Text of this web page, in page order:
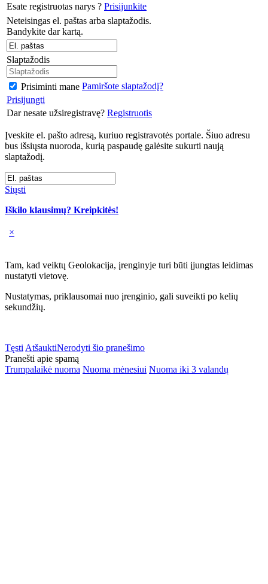
Esate registruotas narys ? Prisijunkite
Neteisingas el. paštas arba slaptažodis.
Bandykite dar kartą.
Slaptažodis
Prisiminti mane Pamiršote slaptažodį?
Prisijungti
Dar nesate užsiregistravę? Registruotis
Įveskite el. pašto adresą, kuriuo registravotės portale. Šiuo adresu
bus išsiųsta nuoroda, kurią paspaudę galėsite sukurti naują
slaptažodį.
Siųsti
Iškilo klausimų? Kreipkitės!
×
Tam, kad veiktų Geolokacija, įrenginyje turi būti įjungtas leidimas
nustatyti vietovę.
Nustatymas, priklausomai nuo įrenginio, gali suveikti po kelių
sekundžių.
Tęsti AtšauktiNerodyti šio pranešimo
Pranešti apie spamą
Trumpalaikė nuoma Nuoma mėnesiui Nuoma iki 3 valandų